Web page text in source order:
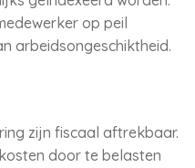
op peil
arbeidsongeschiktheid.
zijn fiscaal aftrekbaar.
door te belasten